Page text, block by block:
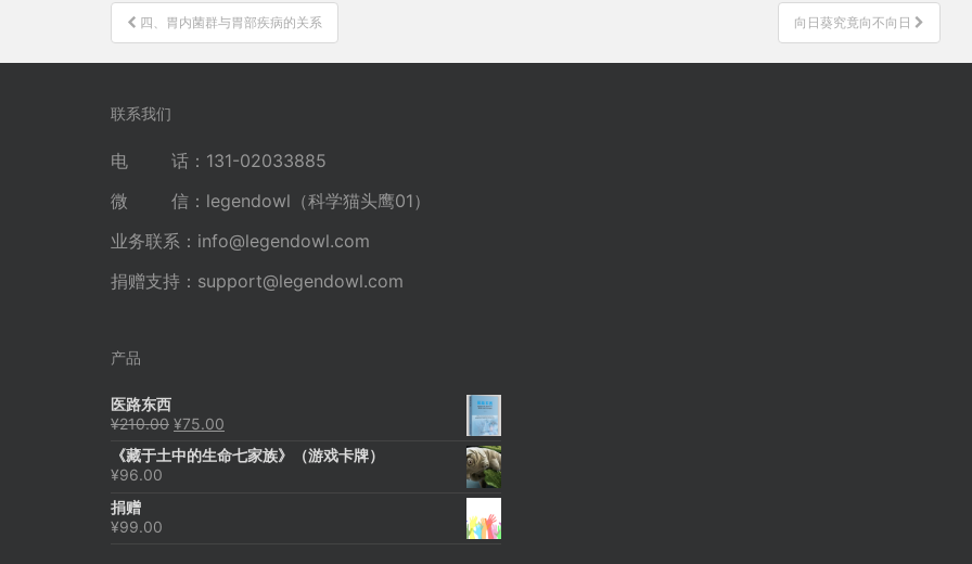
文
章
导
四、胃内菌群与胃部疾病的关系 向日葵究竟向不向日
联系我们
电 话：131-02033885
微 信：legendowl（科学猫头鹰01）
业务联系： info@legendowl.com
捐赠支持： support@legendowl.com
产品
医路东西
¥210.00 原
为：
¥75.00
价
《藏于土中的生命七家族》（游戏卡牌）
¥96.00
捐赠
¥99.00